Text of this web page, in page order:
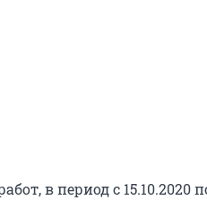
в период с 15.10.2020